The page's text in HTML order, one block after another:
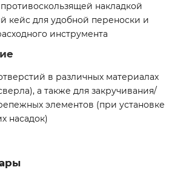
противоскользящей накладкой
кейс для удобной переноски и
инструмента
в различных материалах
а также для закручивания/
элементов (при установке
насадок)